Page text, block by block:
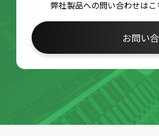
弊社製品への問い合わせはこ
お問い